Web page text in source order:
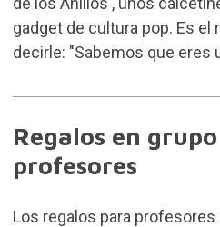
gadget de cultura pop. Es el
decirle: "Sabemos que eres
Regalos en
profesores
Los regalos para